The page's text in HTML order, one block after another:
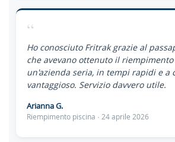
“
Ho conosciuto Fritrak grazie al
che avevano ottenuto il
un'azienda seria, in tempi rapidi e a
vantaggioso. Servizio davvero utile.
Arianna G.
Riempimento piscina · 24 aprile 2026